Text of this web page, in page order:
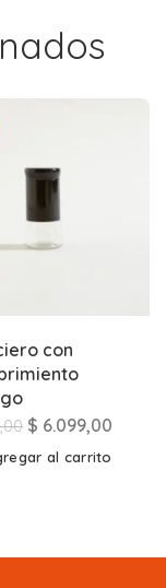
con
$ 6.099,00
al carrito